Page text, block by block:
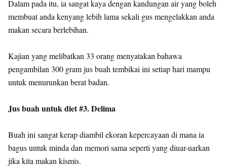
Dalam pada itu, ia sangat kaya dengan kandungan air yang boleh
membuat anda kenyang lebih lama sekali gus mengelakkan anda
makan secara berlebihan.
Kajian yang melibatkan 33 orang menyatakan bahawa
pengambilan 300 gram jus buah tembikai ini setiap hari mampu
untuk menurunkan berat badan.
Jus buah untuk diet #3. Delima
Buah ini sangat kerap diambil ekoran kepercayaan di mana ia
bagus untuk minda dan memori sama seperti yang diuar-uarkan
jika kita makan kismis.